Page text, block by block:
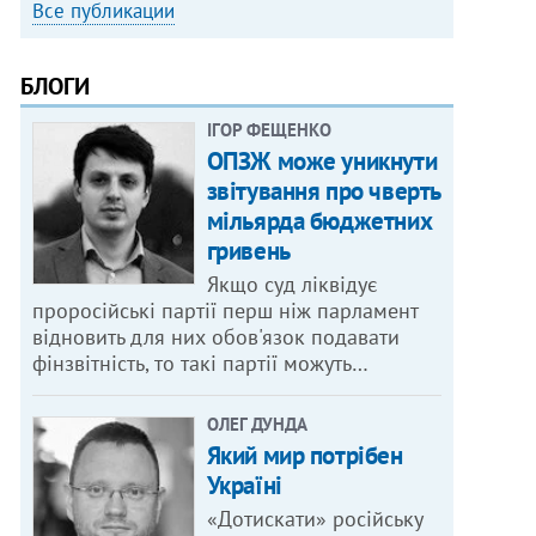
Все публикации
БЛОГИ
ІГОР ФЕЩЕНКО
ОПЗЖ може уникнути
звітування про чверть
мільярда бюджетних
гривень
Якщо суд ліквідує
проросійські партії перш ніж парламент
відновить для них обов'язок подавати
фінзвітність, то такі партії можуть…
ОЛЕГ ДУНДА
Який мир потрібен
Україні
«Дотискати» російську